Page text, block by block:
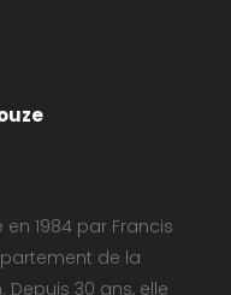
1984 par Francis
de la
Depuis 30 ans, elle